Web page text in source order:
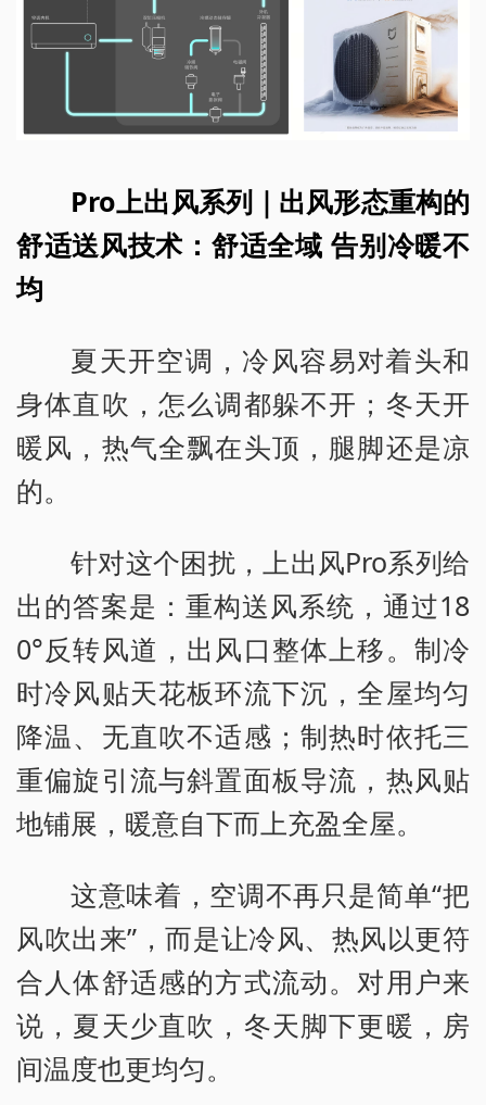
Pro上出风系列｜出风形态重构的
舒适送风技术：舒适全域 告别冷暖不
均
夏天开空调，冷风容易对着头和
身体直吹，怎么调都躲不开；冬天开
暖风，热气全飘在头顶，腿脚还是凉
的。
针对这个困扰，上出风Pro系列给
出的答案是：重构送风系统，通过18
0°反转风道，出风口整体上移。制冷
时冷风贴天花板环流下沉，全屋均匀
降温、无直吹不适感；制热时依托三
重偏旋引流与斜置面板导流，热风贴
地铺展，暖意自下而上充盈全屋。
这意味着，空调不再只是简单“把
风吹出来”，而是让冷风、热风以更符
合人体舒适感的方式流动。对用户来
说，夏天少直吹，冬天脚下更暖，房
间温度也更均匀。